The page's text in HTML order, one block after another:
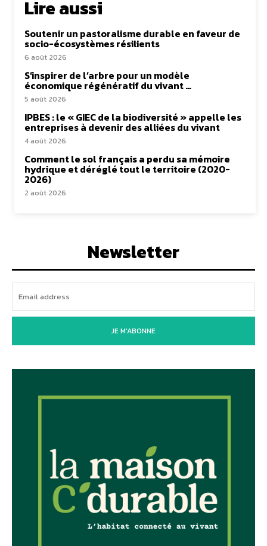
Lire aussi
Soutenir un pastoralisme durable en faveur de
socio-écosystèmes résilients
6 août 2026
S’inspirer de l’arbre pour un modèle
économique régénératif du vivant …
5 août 2026
IPBES : le « GIEC de la biodiversité » appelle les
entreprises à devenir des alliées du vivant
4 août 2026
Comment le sol français a perdu sa mémoire
hydrique et déréglé tout le territoire (2020-
2026)
2 août 2026
Newsletter
JE M'ABONNE